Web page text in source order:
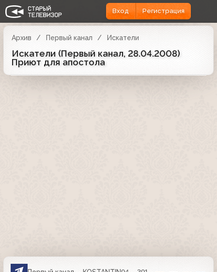
Вход Регистрация
Архив Первый канал Искатели
Искатели (Первый канал, 28.04.2008)
Приют для апостола